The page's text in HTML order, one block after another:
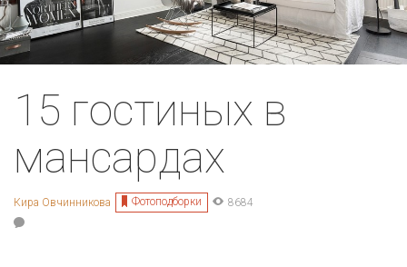
15 гостиных в
мансардах
Кира Овчинникова Фотоподборки 8684